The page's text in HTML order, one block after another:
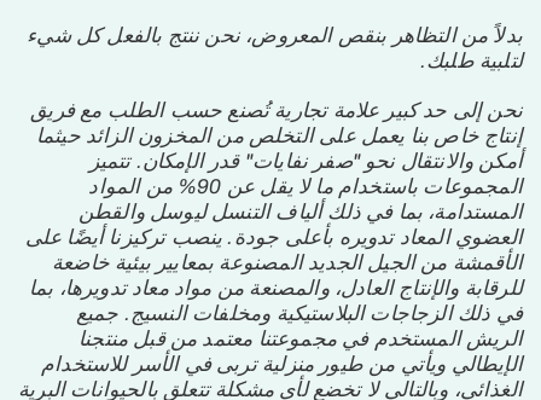
بدلاً من التظاهر بنقص المعروض، نحن ننتج بالفعل كل شيء
لتلبية طلبك.
نحن إلى حد كبير علامة تجارية تُصنع حسب الطلب مع فريق
إنتاج خاص بنا يعمل على التخلص من المخزون الزائد حيثما
أمكن والانتقال نحو "صفر نفايات" قدر الإمكان. تتميز
المجموعات باستخدام ما لا يقل عن 90% من المواد
المستدامة، بما في ذلك ألياف التنسل ليوسل والقطن
العضوي المعاد تدويره بأعلى جودة. ينصب تركيزنا أيضًا على
الأقمشة من الجيل الجديد المصنوعة بمعايير بيئية خاضعة
للرقابة والإنتاج العادل، والمصنعة من مواد معاد تدويرها، بما
في ذلك الزجاجات البلاستيكية ومخلفات النسيج. جميع
الريش المستخدم في مجموعتنا معتمد من قبل منتجنا
الإيطالي ويأتي من طيور منزلية تربى في الأسر للاستخدام
الغذائي، وبالتالي لا تخضع لأي مشكلة تتعلق بالحيوانات البرية